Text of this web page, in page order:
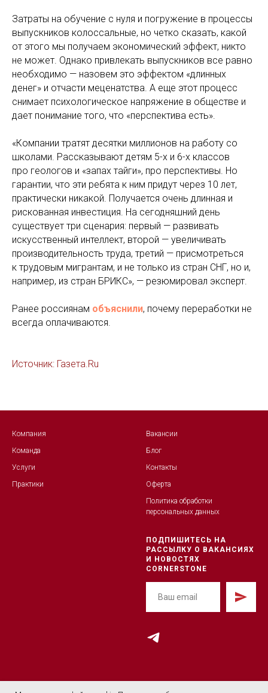
Затраты на обучение с нуля и погружение в процессы
выпускников колоссальные, но четко сказать, какой
от этого мы получаем экономический эффект, никто
не может. Однако привлекать выпускников все равно
необходимо — назовем это эффектом «длинных
денег» и отчасти меценатства. А еще этот процесс
снимает психологическое напряжение в обществе и
дает понимание того, что «перспектива есть».
«Компании тратят десятки миллионов на работу со
школами. Рассказывают детям 5-х и 6-х классов
про геологов и «запах тайги», про перспективы. Но
гарантии, что эти ребята к ним придут через 10 лет,
практически никакой. Получается очень длинная и
рискованная инвестиция. На сегодняшний день
существует три сценария: первый — развивать
искусственный интеллект, второй — увеличивать
производительность труда, третий — присмотреться
к трудовым мигрантам, и не только из стран СНГ, но и,
например, из стран БРИКС», — резюмировал эксперт.
Ранее россиянам объяснили, почему переработки не
всегда оплачиваются.
Источник: Газета.Ru
Компания
Команда
Услуги
Практики
Вакансии
Блог
Контакты
Оферта
Политика обработки
персональных данных
ПОДПИШИТЕСЬ НА
РАССЫЛКУ О ВАКАНСИЯХ
И НОВОСТЯХ
CORNERSTONE